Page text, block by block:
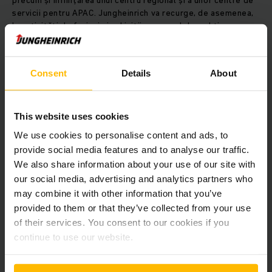
Consent Details About
This website uses cookies
We use cookies to personalise content and ads, to
provide social media features and to analyse our traffic.
We also share information about your use of our site with
our social media, advertising and analytics partners who
may combine it with other information that you’ve
provided to them or that they’ve collected from your use
of their services. You consent to our cookies if you
continue to use our website.
servicii pentru APAC. Jungheinrich va recurge, de asemenea,
la activități de fuziuni și achiziții cu scopul de a obține
venituri suplimentare de peste 1 miliard de euro în afara
Pentru a construi depozite pregătite pentru viitor, clienții
caută din ce în ce mai mult soluții de manipulare a mărfurilor
care să integreze fără probleme utilaje industriale, roboți
mobili și sisteme automate de depozitare și recuperare
(ASRS) într-un mod eficient și ușor de utilizat. Jungheinrich se
bazează pe poziția sa unică de a furniza toate produsele și
serviciile pentru soluții integrate dintr-o singură sursă și sub
o singură marcă. Compania a furnizat deja soluții complexe
de ultimă generație care subliniază potențialul semnificativ
continuare până în 2030. Două exemple care demonstrează